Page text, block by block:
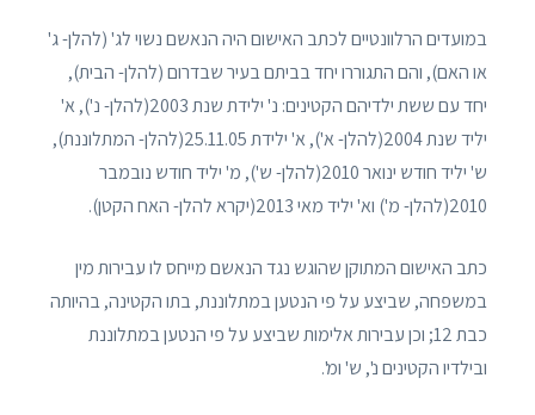
במועדים הרלוונטיים לכתב האישום היה הנאשם נשוי לג' (להלן- ג'
או האם), והם התגוררו יחד בביתם בעיר שבדרום (להלן- הבית),
יחד עם ששת ילדיהם הקטינים: נ' ילידת שנת 2003(להלן- נ'), א'
יליד שנת 2004(להלן- א'), א' ילידת 25.11.05(להלן- המתלוננת),
ש' יליד חודש ינואר 2010(להלן- ש'), מ' יליד חודש נובמבר
2010(להלן- מ') וא' יליד מאי 2013(יקרא להלן- האח הקטן).
כתב האישום המתוקן שהוגש נגד הנאשם מייחס לו עבירות מין
במשפחה, שביצע על פי הנטען במתלוננת, בתו הקטינה, בהיותה
כבת 12; וכן עבירות אלימות שביצע על פי הנטען במתלוננת
ובילדיו הקטינים נ', ש' ומ'.